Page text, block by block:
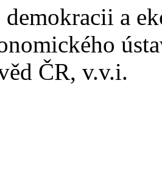
a
ČR, v.v.i.